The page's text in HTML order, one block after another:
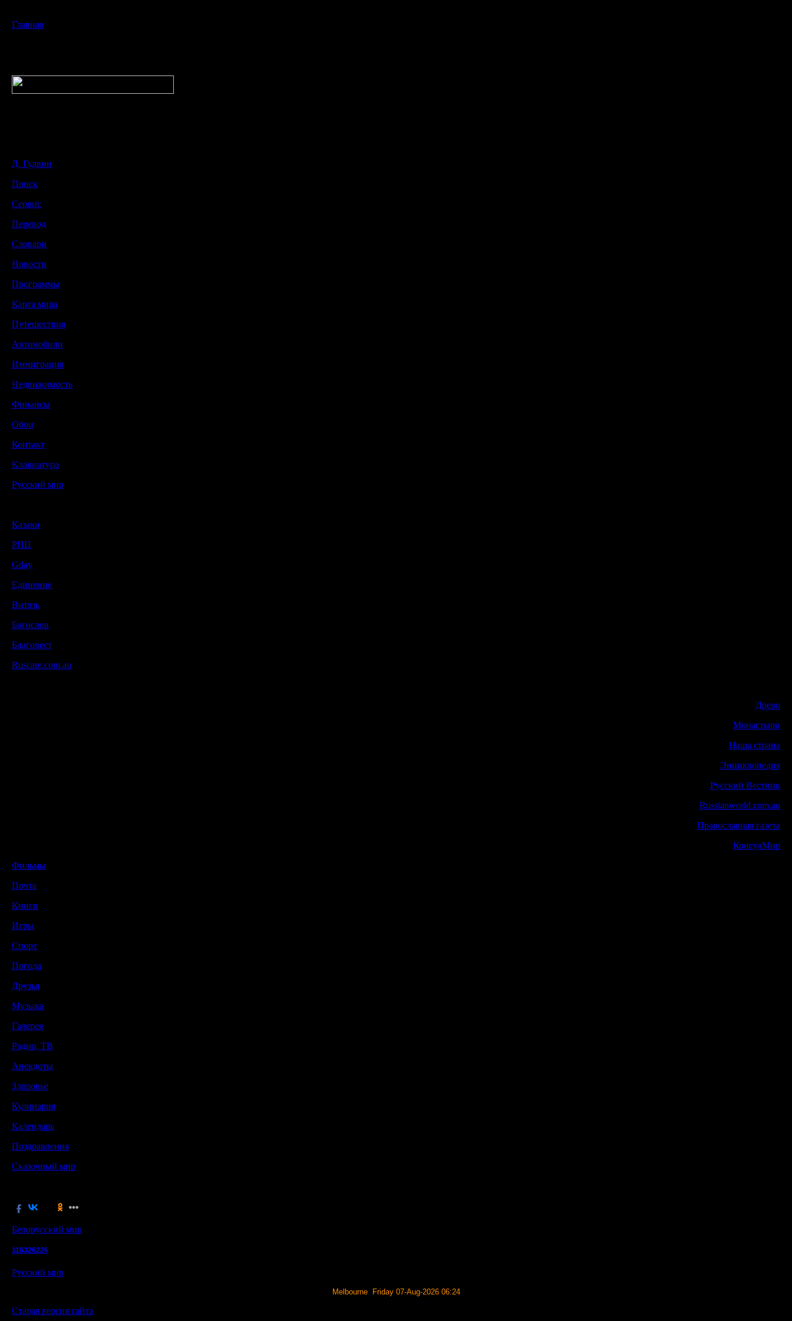
Главная
Д. Гудвин
Поиск
Сервис
Перевод
Словари
Новости
Программы
Карта мира
Путешествия
Автомобили
Иммиграция
Недвижимость
Финансы
Обои
Контакт
Клавиатура
Русский мир
Казаки
РПЦ
Gday
Единение
Витязь
Богослов
Благовест
Ruscare.com.au
Древо
Монастыри
Наша страна
Энциклопедия
Русский Вестник
Russianworld.com.au
Православная газета
КонсулМир
Фильмы
Почта
Книги
Игры
Спорт
Погода
Друзья
Музыка
Галерея
Радио, ТВ
Анекдоты
Здоровье
Кулинария
Календарь
Поздравления
Сказочный мир
Белорусский мир
116326226
Русский мир
Melbourne Friday 07-Aug-2026 06:24
Старая версия сайта